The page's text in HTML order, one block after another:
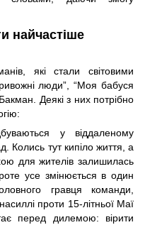
найчастіше
які стали світовими
люди”, “Моя бабуся
Деякі з них потрібно
у віддаленому
Колись тут кипіло життя, а
для жителів залишилась
усе змінюється в один
гравця команди,
проти 15-літньої Маї
перед дилемою: вірити